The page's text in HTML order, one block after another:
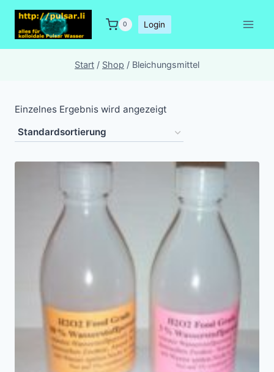
Zum
springen
0 Login
Start / Shop / Bleichungsmittel
Einzelnes Ergebnis wird angezeigt